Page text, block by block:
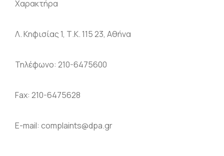
Χαρακτήρα
Λ. Κηφισίας 1, Τ.Κ. 115 23, Αθήνα
Τηλέφωνο: 210-6475600
Fax: 210-6475628
E-mail: complaints@dpa.gr